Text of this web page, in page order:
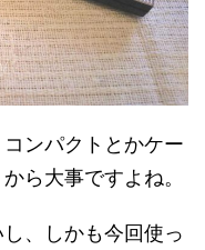
ンパクトとかケー
ら大事ですよね。
、しかも今回使っ